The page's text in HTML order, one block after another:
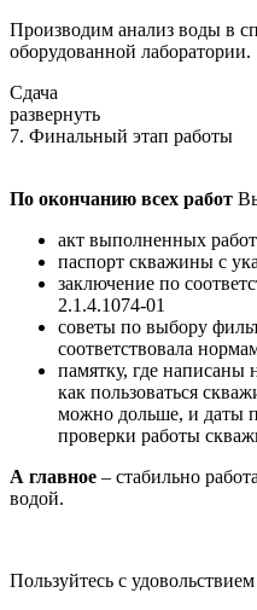
Производим анализ воды в
оборудованной лаборатории.
Сдача
развернуть
7. Финальный этап работы
По окончанию всех работ
акт выполненных работ
паспорт скважины с
заключение по
2.1.4.1074-01
советы по выбору
соответствовала
памятку, где написаны
как пользоваться
можно дольше, и даты
проверки работы
А главное – стабильно
водой.
Пользуйтесь с